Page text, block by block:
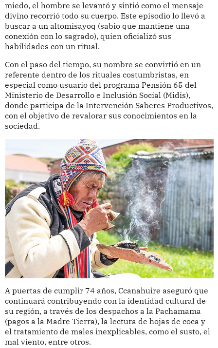
miedo, el hombre se levantó y sintió como el mensaje
divino recorrió todo su cuerpo. Este episodio lo llevó a
buscar a un altomisayoq (sabio que mantiene una
conexión con lo sagrado), quien oficializó sus
habilidades con un ritual.
Con el paso del tiempo, su nombre se convirtió en un
referente dentro de los rituales costumbristas, en
especial como usuario del programa Pensión 65 del
Ministerio de Desarrollo e Inclusión Social (Midis),
donde participa de la Intervención Saberes Productivos,
con el objetivo de revalorar sus conocimientos en la
sociedad.
A puertas de cumplir 74 años, Ccanahuire aseguró que
continuará contribuyendo con la identidad cultural de
su región, a través de los despachos a la Pachamama
(pagos a la Madre Tierra), la lectura de hojas de coca y
el tratamiento de males inexplicables, como el susto, el
mal viento, entre otros.